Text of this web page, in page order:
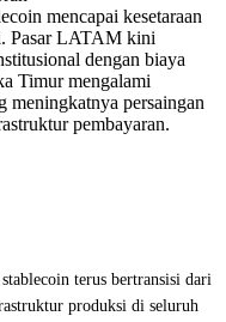
mencapai kesetaraan
Pasar LATAM kini
dengan biaya
Timur mengalami
meningkatnya persaingan
pembayaran.
terus bertransisi dari
produksi di seluruh